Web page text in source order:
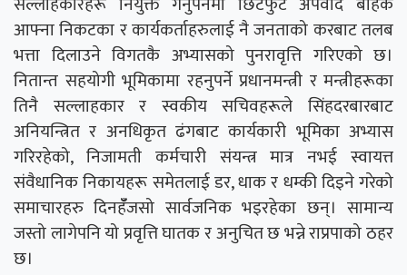
आफ्ना निकटका र कार्यकर्ताहरुलाई नै जनताको करबाट तलब
भत्ता दिलाउने विगतकै अभ्यासको पुनरावृत्ति गरिएको छ।
नितान्त सहयोगी भूमिकामा रहनुपर्ने प्रधानमन्त्री र मन्त्रीहरूका
तिनै सल्लाहकार र स्वकीय सचिवहरूले सिंहदरबारबाट
अनियन्त्रित र अनधिकृत ढंगबाट कार्यकारी भूमिका अभ्यास
गरिरहेको, निजामती कर्मचारी संयन्त्र मात्र नभई स्वायत्त
संवैधानिक निकायहरू समेतलाई डर, धाक र धम्की दिइने गरेको
समाचारहरु दिनहॅँजसो सार्वजनिक भइरहेका छन्। सामान्य
जस्तो लागेपनि यो प्रवृत्ति घातक र अनुचित छ भन्ने राप्रपाको ठहर
छ।